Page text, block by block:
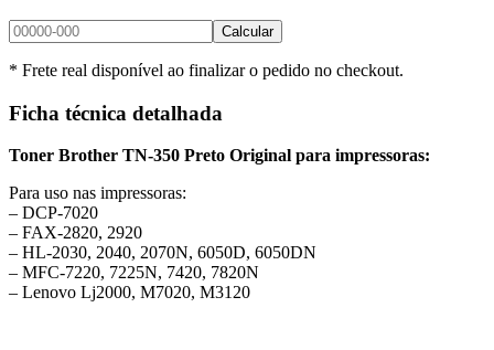
Calcular
* Frete real disponível ao finalizar o pedido no checkout.
Ficha técnica detalhada
Toner Brother TN-350 Preto Original para impressoras:
Para uso nas impressoras:
– DCP-7020
– FAX-2820, 2920
– HL-2030, 2040, 2070N, 6050D, 6050DN
– MFC-7220, 7225N, 7420, 7820N
– Lenovo Lj2000, M7020, M3120